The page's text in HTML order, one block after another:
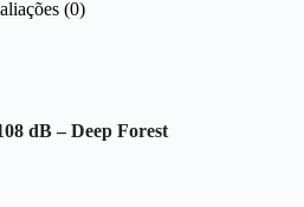
(0)
dB – Deep Forest